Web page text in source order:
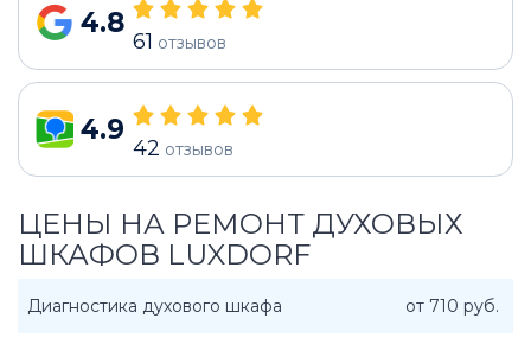
4.8
61 отзывов
4.9
42 отзывов
ЦЕНЫ НА РЕМОНТ ДУХОВЫХ
ШКАФОВ LUXDORF
Диагностика духового шкафа от 710 руб.